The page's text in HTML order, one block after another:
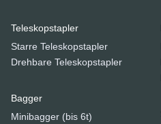
Teleskopstapler
Starre Teleskopstapler
Drehbare Teleskopstapler
Bagger
Minibagger (bis 6t)